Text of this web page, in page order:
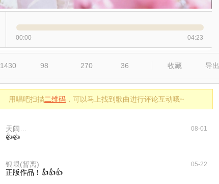
00:00 04:23
1430 98 270 36 收藏 导出
用唱吧扫描二维码 ，可以马上找到歌曲进行评论互动哦~
天阔… 08-01
👍👍
银垠(暂离) 05-22
正版作品！👍👍👍